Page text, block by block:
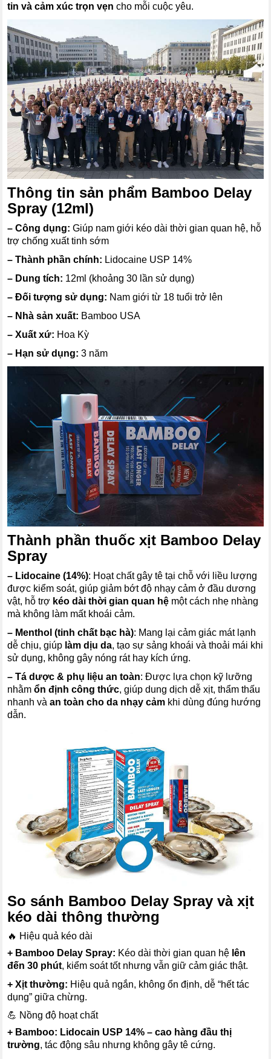
tin và cảm xúc trọn vẹn cho mỗi cuộc yêu.
Thông tin sản phẩm Bamboo Delay
Spray (12ml)
–Công dụng: Giúp nam giới kéo dài thời gian quan hệ, hỗ
trợ chống xuất tinh sớm
–Thành phần chính: Lidocaine USP 14%
– Dung tích: 12ml (khoảng 30 lần sử dụng)
–Đối tượng sử dụng: Nam giới từ 18 tuổi trở lên
– Nhà sản xuất: Bamboo USA
–Xuất xứ: Hoa Kỳ
– Hạn sử dụng: 3 năm
Thành phần thuốc xịt Bamboo Delay
Spray
– Lidocaine (14%): Hoạt chất gây tê tại chỗ với liều lượng
được kiểm soát, giúp giảm bớt độ nhạy cảm ở đầu dương
vật, hỗ trợ kéo dài thời gian quan hệ một cách nhẹ nhàng
mà không làm mất khoái cảm.
– Menthol (tinh chất bạc hà): Mang lại cảm giác mát lạnh
dễ chịu, giúp làm dịu da, tạo sự sảng khoái và thoải mái khi
sử dụng, không gây nóng rát hay kích ứng.
–Tá dược & phụ liệu an toàn: Được lựa chọn kỹ lưỡng
nhằmổn định công thức, giúp dung dịch dễ xịt, thẩm thấu
nhanh vàan toàn cho da nhạy cảm khi dùng đúng hướng
dẫn.
So sánh Bamboo Delay Spray và xịt
kéo dài thông thường
🔥 Hiệu quả kéo dài
+ Bamboo Delay Spray: Kéo dài thời gian quan hệ lên
đến 30 phút, kiểm soát tốt nhưng vẫn giữ cảm giác thật.
+ Xịt thường: Hiệu quả ngắn, không ổn định, dễ “hết tác
dụng” giữa chừng.
💪 Nồng độ hoạt chất
+ Bamboo: Lidocain USP 14% – cao hàng đầu thị
trường, tác động sâu nhưng không gây tê cứng.